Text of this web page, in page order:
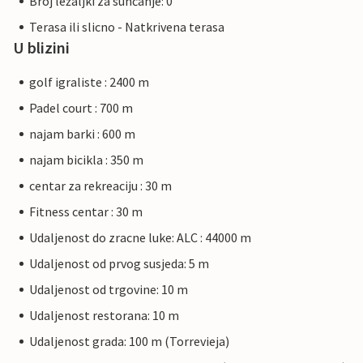
Terasa ili slicno - Natkrivena terasa
U blizini
golf igraliste : 2400 m
Padel court : 700 m
najam barki : 600 m
najam bicikla : 350 m
centar za rekreaciju : 30 m
Fitness centar : 30 m
Udaljenost do zracne luke: ALC : 44000 m
Udaljenost od prvog susjeda: 5 m
Udaljenost od trgovine: 10 m
Udaljenost restorana: 10 m
Udaljenost grada: 100 m (Torrevieja)